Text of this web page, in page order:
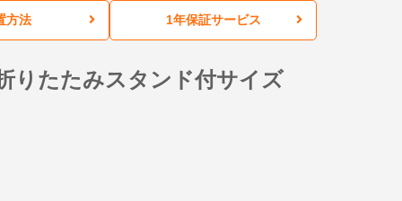
方法 1年保証サービス
たたみスタンド付サイズ